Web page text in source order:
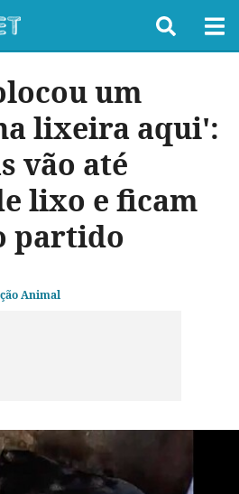
um
lixeira aqui':
vão até
lixo e ficam
partido
Animal